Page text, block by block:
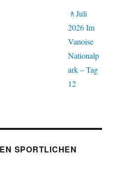
🚶Juli
2026 Im
Vanoise
Nationalp
ark – Tag
12
SPORTLICHEN